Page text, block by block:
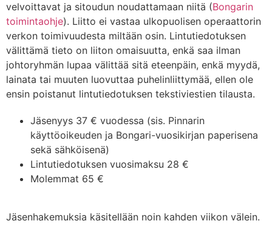
velvoittavat ja sitoudun noudattamaan niitä (Bongarin
toimintaohje). Liitto ei vastaa ulkopuolisen operaattorin
verkon toimivuudesta miltään osin. Lintutiedotuksen
välittämä tieto on liiton omaisuutta, enkä saa ilman
johtoryhmän lupaa välittää sitä eteenpäin, enkä myydä,
lainata tai muuten luovuttaa puhelinliittymää, ellen ole
ensin poistanut lintutiedotuksen tekstiviestien tilausta.
Jäsenyys 37 € vuodessa (sis. Pinnarin
käyttöoikeuden ja Bongari-vuosikirjan paperisena
sekä sähköisenä)
Lintutiedotuksen vuosimaksu 28 €
Molemmat 65 €
Jäsenhakemuksia käsitellään noin kahden viikon välein.